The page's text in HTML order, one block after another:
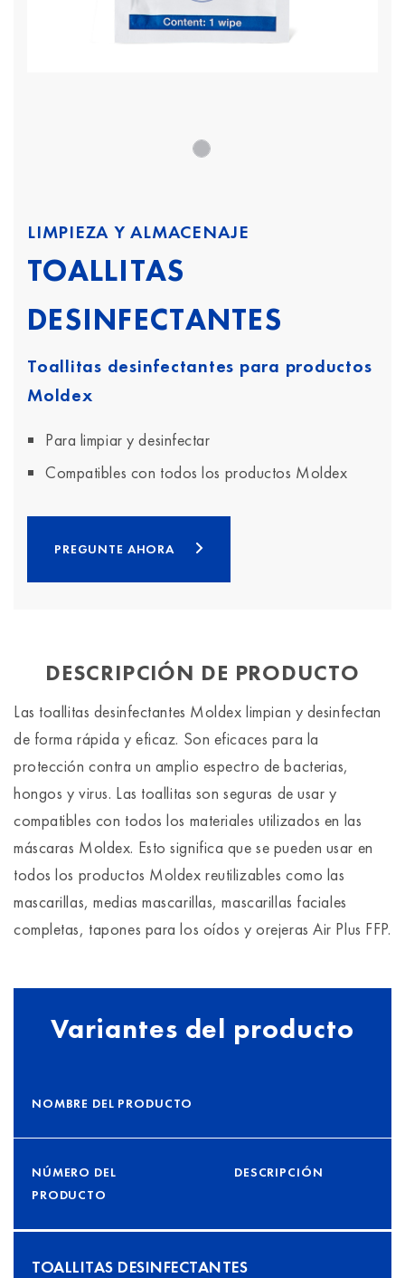
LIMPIEZA Y ALMACENAJE
TOALLITAS
DESINFECTANTES
Toallitas desinfectantes para productos
Moldex
Para limpiar y desinfectar
Compatibles con todos los productos Moldex
PREGUNTE AHORA
DESCRIPCIÓN DE PRODUCTO
Las toallitas desinfectantes Moldex limpian y desinfectan
de forma rápida y eficaz. Son eficaces para la
protección contra un amplio espectro de bacterias,
hongos y virus. Las toallitas son seguras de usar y
compatibles con todos los materiales utilizados en las
máscaras Moldex. Esto significa que se pueden usar en
todos los productos Moldex reutilizables como las
mascarillas, medias mascarillas, mascarillas faciales
completas, tapones para los oídos y orejeras Air Plus FFP.
Variantes del producto
NOMBRE DEL PRODUCTO
NÚMERO DEL
PRODUCTO
DESCRIPCIÓN
TOALLITAS DESINFECTANTES